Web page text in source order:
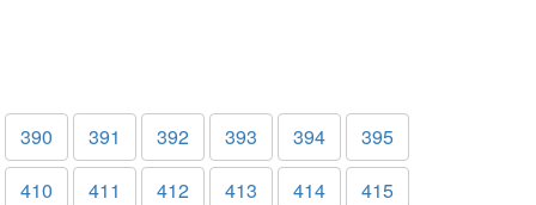
390 391 392 393 394
395
410
411 412 413 414
415